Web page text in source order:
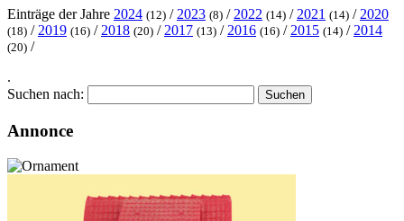
Einträge der Jahre 2024 (12) / 2023 (8) / 2022 (14) / 2021 (14) / 2020
(18) / 2019 (16) / 2018 (20) / 2017 (13) / 2016 (16) / 2015 (14) / 2014
(20) /
.
Suchen nach:
Annonce